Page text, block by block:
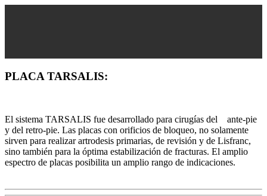
PLACA TARSALIS:
El sistema TARSALIS fue desarrollado para cirugías del ante-pie
y del retro-pie. Las placas con orificios de bloqueo, no solamente
sirven para realizar artrodesis primarias, de revisión y de Lisfranc,
sino también para la óptima estabilización de fracturas. El amplio
espectro de placas posibilita un amplio rango de indicaciones.